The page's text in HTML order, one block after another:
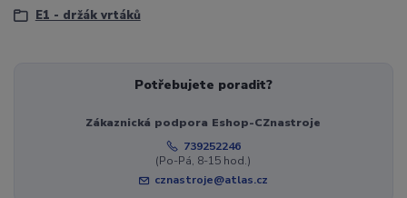
E1 - držák vrtáků
Potřebujete poradit?
Zákaznická podpora Eshop-CZnastroje
739252246
(Po-Pá, 8-15 hod.)
cznastroje@atlas.cz